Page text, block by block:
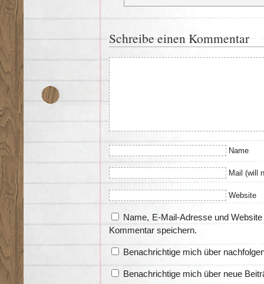
Schreibe einen Kommentar
Name
Mail (will
Website
Name, E-Mail-Adresse und
Kommentar speichern.
Benachrichtige mich über
Benachrichtige mich über neue